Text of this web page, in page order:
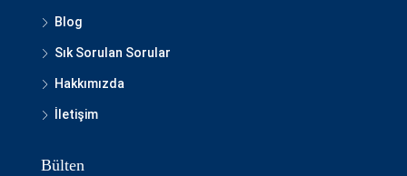
Blog
Sık Sorulan Sorular
Hakkımızda
İletişim
Bülten